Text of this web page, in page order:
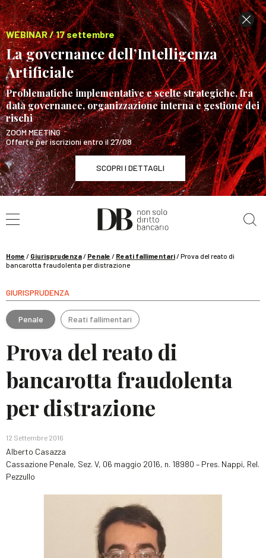
WEBINAR / 17 settembre
La governance dell’Intelligenza
Artificiale
Problematiche implementative e scelte strategiche, fra
data governance, organizzazione interna e gestione dei
rischi
ZOOM MEETING
Offerte per iscrizioni entro il 27/08
SCOPRI I DETTAGLI
WEBINAR / 17 settembre
La governance dell’Intelligenza Artificiale
Home / Giurisprudenza/ Penale / Reati fallimentari/Prova del reato di
bancarotta fraudolenta per distrazione
GIURISPRUDENZA
Penale Reati fallimentari
Prova del reato di
bancarotta fraudolenta
per distrazione
12 Settembre 2016
Alberto Casazza
Cassazione Penale, Sez. V, 06 maggio 2016, n. 18980 – Pres. Nappi, Rel.
Pezzullo